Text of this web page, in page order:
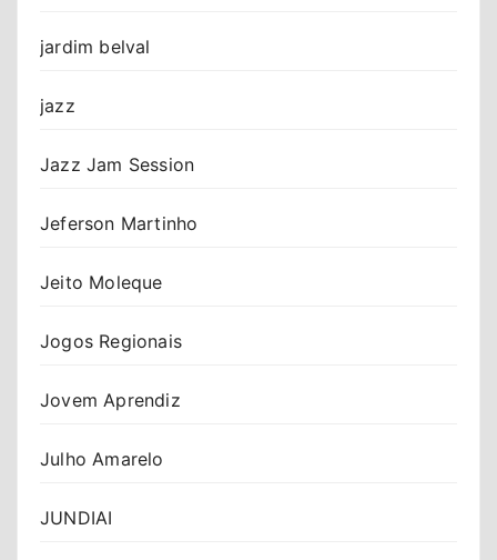
jardim belval
jazz
Jazz Jam Session
Jeferson Martinho
Jeito Moleque
Jogos Regionais
Jovem Aprendiz
Julho Amarelo
JUNDIAI